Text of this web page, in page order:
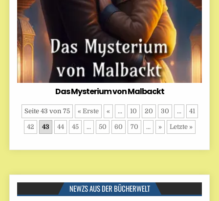
Das Mysterium von Malbackt
Seite 43 von 75 « Erste « ... 10 20 30 ... 41
42 43 44 45 ... 50 60 70 ... » Letzte »
NEWZS AUS DER BÜCHERWELT